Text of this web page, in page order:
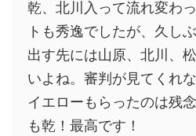
乾、北川入って流れ変わ
トも秀逸でしたが、久し
出す先には山原、北川、
いよね。審判が見てくれ
イエローもらったのは残
も乾！最高です！